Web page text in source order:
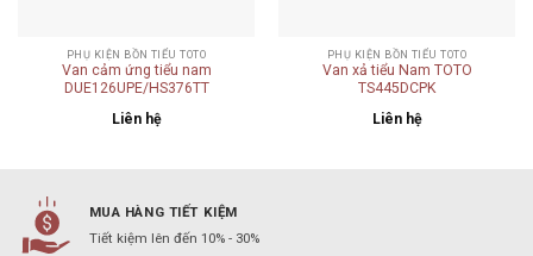
PHỤ KIỆN BỒN TIỂU TOTO
Van cảm ứng tiểu nam
DUE126UPE/HS376TT
Liên hệ
PHỤ KIỆN BỒN TIỂU TOTO
Van xả tiểu Nam TOTO
TS445DCPK
Liên hệ
MUA HÀNG TIẾT KIỆM
Tiết kiệm lên đến 10% - 30%